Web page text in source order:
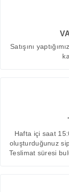
Satışını
Hafta içi saat
oluşturduğunuz
Teslimat süresi